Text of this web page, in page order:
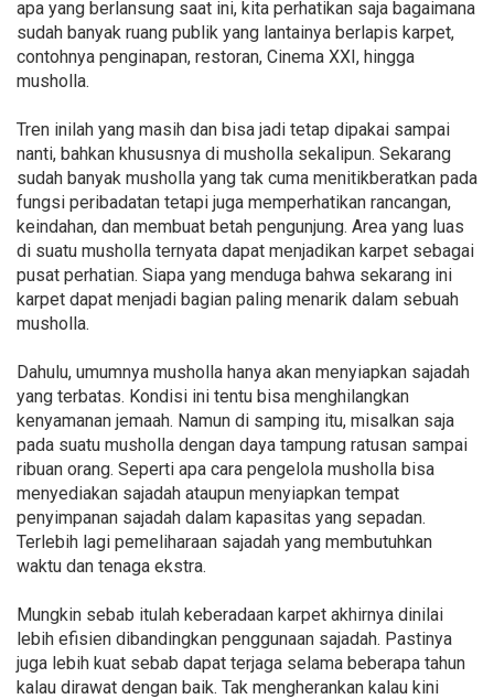
apa yang berlansung saat ini, kita perhatikan saja bagaimana
sudah banyak ruang publik yang lantainya berlapis karpet,
contohnya penginapan, restoran, Cinema XXI, hingga
musholla.
Tren inilah yang masih dan bisa jadi tetap dipakai sampai
nanti, bahkan khususnya di musholla sekalipun. Sekarang
sudah banyak musholla yang tak cuma menitikberatkan pada
fungsi peribadatan tetapi juga memperhatikan rancangan,
keindahan, dan membuat betah pengunjung. Area yang luas
di suatu musholla ternyata dapat menjadikan karpet sebagai
pusat perhatian. Siapa yang menduga bahwa sekarang ini
karpet dapat menjadi bagian paling menarik dalam sebuah
musholla.
Dahulu, umumnya musholla hanya akan menyiapkan sajadah
yang terbatas. Kondisi ini tentu bisa menghilangkan
kenyamanan jemaah. Namun di samping itu, misalkan saja
pada suatu musholla dengan daya tampung ratusan sampai
ribuan orang. Seperti apa cara pengelola musholla bisa
menyediakan sajadah ataupun menyiapkan tempat
penyimpanan sajadah dalam kapasitas yang sepadan.
Terlebih lagi pemeliharaan sajadah yang membutuhkan
waktu dan tenaga ekstra.
Mungkin sebab itulah keberadaan karpet akhirnya dinilai
lebih efisien dibandingkan penggunaan sajadah. Pastinya
juga lebih kuat sebab dapat terjaga selama beberapa tahun
kalau dirawat dengan baik. Tak mengherankan kalau kini